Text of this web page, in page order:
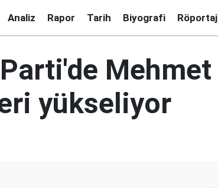
Analiz Rapor Tarih Biyografi Röportaj
Mehmet
yükseliyor